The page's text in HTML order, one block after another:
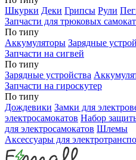
Шкурки Деки Грипсы Рули
Запчасти для трюковых
По типу
Аккумуляторы Зарядные
Запчасти на сигвей
По типу
Зарядные устройства
Запчасти на гироскутер
По типу
Дождевики Замки для
электросамокатов Набор
для электросамокатов Шлемы
Аксессуары для